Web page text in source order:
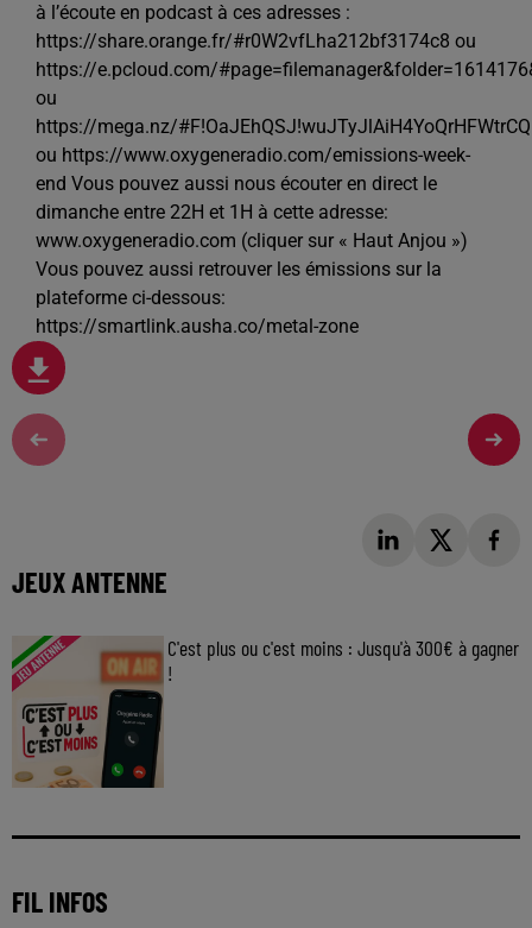
à l’écoute en podcast à ces adresses :
https://share.orange.fr/#r0W2vfLha212bf3174c8 ou
https://e.pcloud.com/
ou
https://mega.nz/#F!OaJEhQSJ!wuJTyJlAiH4YoQrHFWtrCQ
ou https://www.oxygeneradio.com/emissions-week-
end Vous pouvez aussi nous écouter en direct le
dimanche entre 22H et 1H à cette adresse:
www.oxygeneradio.com (cliquer sur « Haut Anjou »)
Vous pouvez aussi retrouver les émissions sur la
plateforme ci-dessous:
https://smartlink.ausha.co/metal-zone
JEUX ANTENNE
C'est plus ou c'est moins : Jusqu'à 300€ à gagner
!
FIL INFOS